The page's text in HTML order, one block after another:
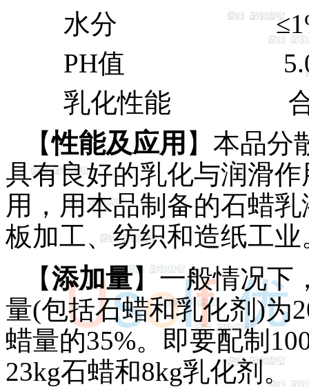
水分
PH值 5.0~7.0
乳化性能 合
【性能及应用 】本品分
具有良好的乳化与润滑
用，用本品制备的石蜡
板加工、纺织和造纸工业
【添加量】一般情况下
量(包括石蜡和乳化剂)为
蜡量的35%。即要配制
23kg石蜡和8kg乳化剂。